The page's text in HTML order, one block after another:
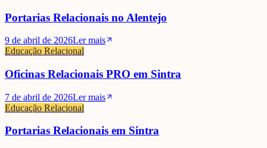
Portarias Relacionais no Alentejo
9 de abril de 2026Ler mais
Educação Relacional
Oficinas Relacionais PRO em Sintra
7 de abril de 2026Ler mais
Educação Relacional
Portarias Relacionais em Sintra